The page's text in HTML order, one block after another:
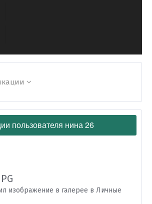
пользователя нина 26
изображение в галерее в Личные